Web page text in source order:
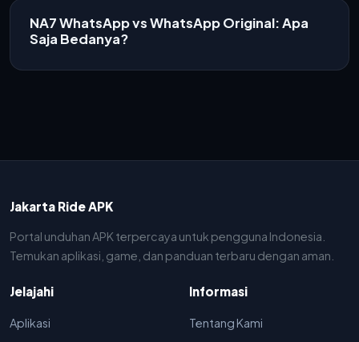
NA7 WhatsApp vs WhatsApp Original: Apa
Saja Bedanya?
Jakarta Ride APK
Portal unduhan APK terpercaya untuk pengguna Indonesia.
Temukan aplikasi, game, dan panduan terbaru dengan aman.
Jelajahi
Aplikasi
Informasi
Tentang Kami